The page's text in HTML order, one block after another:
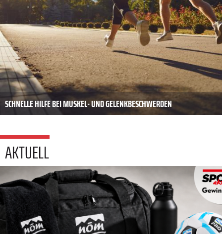
SCHNELLE HILFE BEI MUSKEL- UND GELENKBESCHWERDEN
AKTUELL